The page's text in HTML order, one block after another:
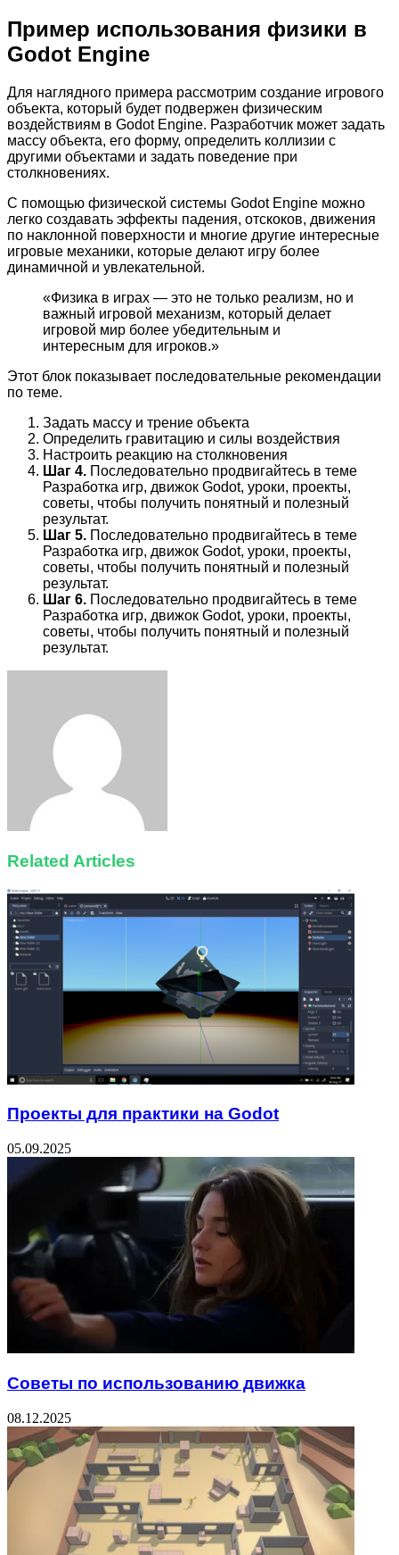
Пример использования физики в
Godot Engine
Для наглядного примера рассмотрим создание игрового
объекта, который будет подвержен физическим
воздействиям в Godot Engine. Разработчик может задать
массу объекта, его форму, определить коллизии с
другими объектами и задать поведение при
столкновениях.
С помощью физической системы Godot Engine можно
легко создавать эффекты падения, отскоков, движения
по наклонной поверхности и многие другие интересные
игровые механики, которые делают игру более
динамичной и увлекательной.
«Физика в играх — это не только реализм, но и
важный игровой механизм, который делает
игровой мир более убедительным и
интересным для игроков.»
Этот блок показывает последовательные рекомендации
по теме.
Задать массу и трение объекта
Определить гравитацию и силы воздействия
Настроить реакцию на столкновения
Шаг 4. Последовательно продвигайтесь в теме
Разработка игр, движок Godot, уроки, проекты,
советы, чтобы получить понятный и полезный
результат.
Шаг 5. Последовательно продвигайтесь в теме
Разработка игр, движок Godot, уроки, проекты,
советы, чтобы получить понятный и полезный
результат.
Шаг 6. Последовательно продвигайтесь в теме
Разработка игр, движок Godot, уроки, проекты,
советы, чтобы получить понятный и полезный
результат.
Related Articles
Проекты для практики на Godot
05.09.2025
Советы по использованию движка
08.12.2025